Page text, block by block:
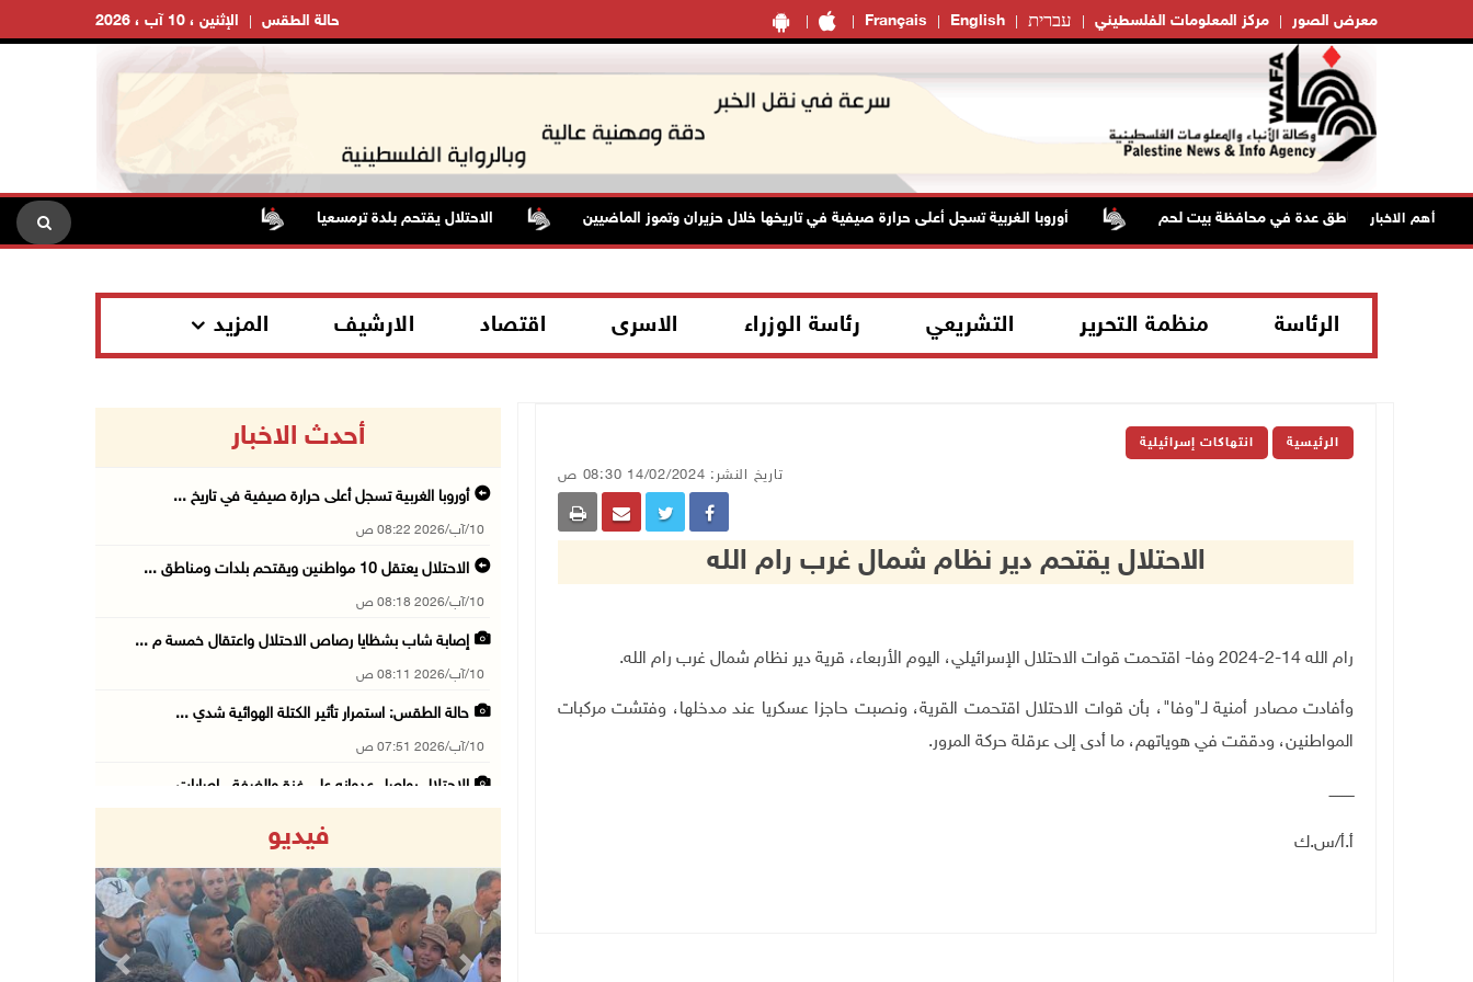
Français English עברית مركز المعلومات الفلسطيني معرض الصور الإثنين ، 10 آب ، 2026 حالة الطقس
أهم الاخبار أوروبا الغربية تسجل أعلى حرارة صيفية في تاريخها خلال حزيران وتموز الماضيين الاحتلال يقتحم بلدة ترمسعيا الاحتلال يقتحم بيرزيت وبرهام شمال
الرئاسة منظمة التحرير التشريعي رئاسة الوزراء الاسرى اقتصاد الارشيف المزيد
الرئيسية انتهاكات إسرائيلية
تاريخ النشر: 14/02/2024 08:30 ص
الاحتلال يقتحم دير نظام شمال غرب رام الله
رام الله 14-2-2024 وفا- اقتحمت قوات الاحتلال الإسرائيلي، اليوم الأربعاء، قرية دير نظام شمال غرب رام الله.
وأفادت مصادر أمنية لـ"وفا"، بأن قوات الاحتلال اقتحمت القرية، ونصبت حاجزا عسكريا عند مدخلها، وفتشت مركبات
المواطنين، ودققت في هوياتهم، ما أدى إلى عرقلة حركة المرور.
ـــــــــــ
أ.أ/س.ك
أحدث الاخبار
أوروبا الغربية تسجل أعلى حرارة صيفية في تاريخ ...
10/آب/2026 08:22 ص
الاحتلال يعتقل 10 مواطنين ويقتحم بلدات ومناطق ...
10/آب/2026 08:18 ص
إصابة شاب بشظايا رصاص الاحتلال واعتقال خمسة م ...
10/آب/2026 08:11 ص
حالة الطقس: استمرار تأثير الكتلة الهوائية شدي ...
10/آب/2026 07:51 ص
الاحتلال يواصل عدوانه على غزة والضفة.. إصابات ...
09/آب/2026 11:27 م
إصابات بنيران الاحتلال في حي التفاح شمال شرق ...
09/آب/2026 11:02 م
فيديو
Previous Next